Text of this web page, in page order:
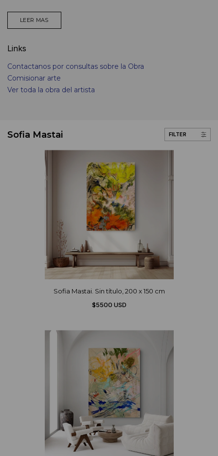
LEER MAS
Links
Contactanos por consultas sobre la Obra
Comisionar arte
Ver toda la obra del artista
Sofia Mastai FILTER
Sofia Mastai. Sin título, 200 x 150 cm
$5500 USD